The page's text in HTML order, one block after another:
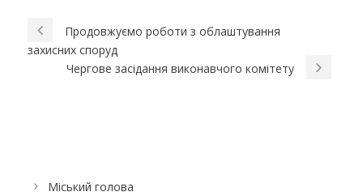
Продовжуємо роботи з облаштування
захисних споруд
Чергове засідання виконавчого комітету
Міський голова